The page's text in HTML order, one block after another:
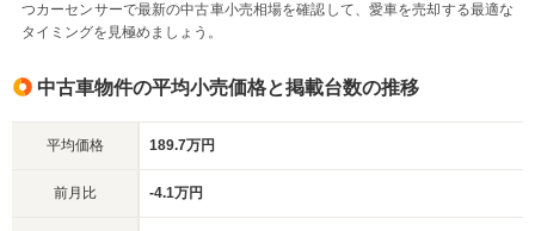
つカーセンサーで最新の中古車小売相場を確認して、愛車を売却する最適な
タイミングを見極めましょう。
中古車物件の平均小売価格と掲載台数の推移
平均価格 189.7万円
前月比 -4.1万円